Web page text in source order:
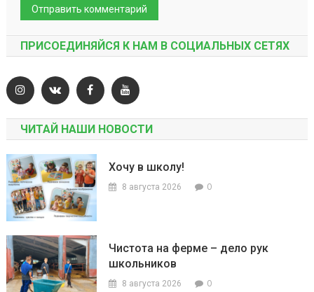
ПРИСОЕДИНЯЙСЯ К НАМ В СОЦИАЛЬНЫХ СЕТЯХ
ЧИТАЙ НАШИ НОВОСТИ
Хочу в школу!
8 августа 2026 0
Чистота на ферме – дело рук
школьников
8 августа 2026 0